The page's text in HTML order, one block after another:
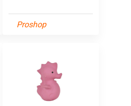
Proshop